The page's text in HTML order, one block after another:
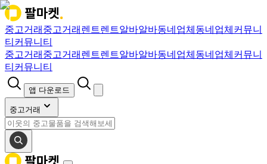
중고거래 중고거래 렌트렌트알바알바동네업체 동네업체 커뮤니
티 커뮤니티
중고거래 중고거래 렌트렌트알바알바동네업체 동네업체 커뮤니
티 커뮤니티
앱 다운로드
중고거래